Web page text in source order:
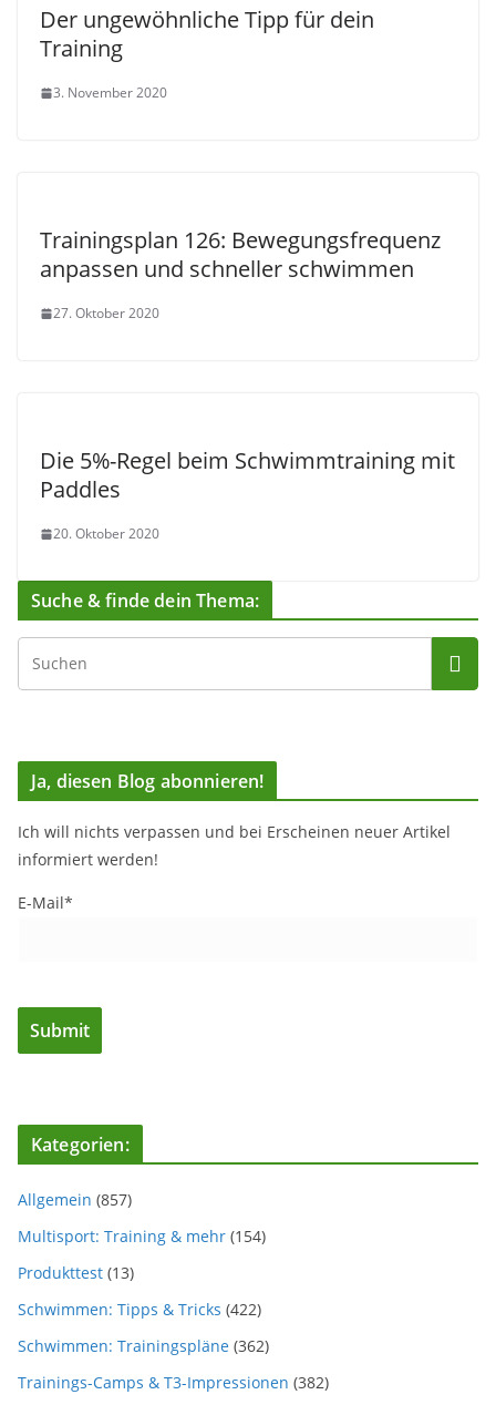
Der ungewöhnliche Tipp für dein
Training
3. November 2020
Trainingsplan 126: Bewegungsfrequenz
anpassen und schneller schwimmen
27. Oktober 2020
Die 5%-Regel beim Schwimmtraining mit
Paddles
20. Oktober 2020
Suche & finde dein Thema:
Ja, diesen Blog abonnieren!
Ich will nichts verpassen und bei Erscheinen neuer Artikel
informiert werden!
E-Mail*
Kategorien:
Allgemein (857)
Multisport: Training & mehr (154)
Produkttest (13)
Schwimmen: Tipps & Tricks (422)
Schwimmen: Trainingspläne (362)
Trainings-Camps & T3-Impressionen (382)